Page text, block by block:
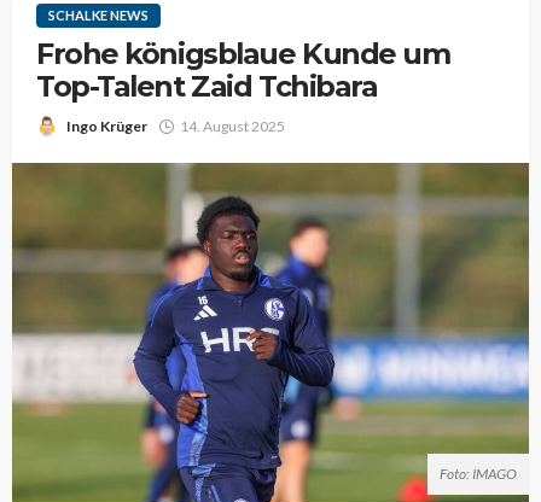
SCHALKE NEWS
Frohe königsblaue Kunde um
Top-Talent Zaid Tchibara
Ingo Krüger 14. August 2025
Foto: IMAGO